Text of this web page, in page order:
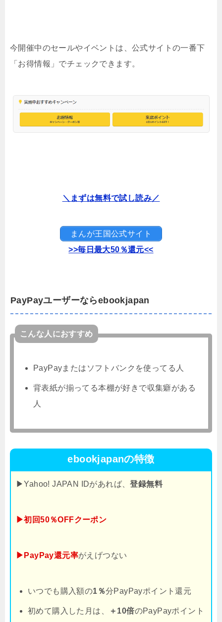
今開催中のセールやイベントは、公式サイトの一番下
「お得情報」でチェックできます。
＼まずは無料で試し読み／
まんが王国公式サイト
>>毎日最大50％還元<<
PayPayユーザーならebookjapan
こんな人におすすめ
PayPayまたはソフトバンクを使ってる人
背表紙が揃ってる本棚が好きで収集癖がある
人
ebookjapanの特徴
▶Yahoo! JAPAN IDがあれば、登録無料
▶初回50％OFFクーポン
▶PayPay還元率がえげつない
いつでも購入額の1％分PayPayポイント還元
初めて購入した月は、 ＋10倍のPayPayポイント